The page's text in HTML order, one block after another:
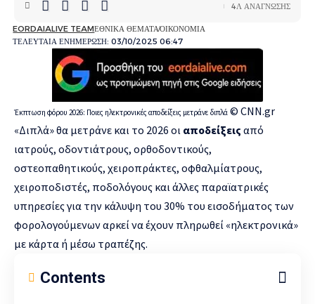
ΤΕΛΕΥΤΑΙΑ ΕΝΗΜΕΡΩΣΗ: 03/10/2025 06:47
EORDAIALIVE TEAMΕΘΝΙΚΑ ΘΕΜΑΤΑΟΙΚΟΝΟΜΙΑ
4Λ ΑΝΑΓΝΩΣΗΣ
Έκπτωση φόρου 2026: Ποιες ηλεκτρονικές αποδείξεις μετράνε διπλά © CNN.gr
«Διπλά» θα μετράνε και το 2026 οι αποδείξεις από
ιατρούς, οδοντιάτρους, ορθοδοντικούς,
οστεοπαθητικούς, χειροπράκτες, οφθαλμίατρους,
χειροποδιστές, ποδολόγους και άλλες παραϊατρικές
υπηρεσίες για την κάλυψη του 30% του εισοδήματος των
φορολογούμενων αρκεί να έχουν πληρωθεί «ηλεκτρονικά»
με κάρτα ή μέσω τραπέζης.
Contents